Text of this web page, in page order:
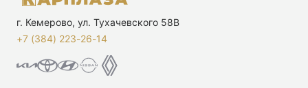
г. Кемерово, ул. Тухачевского 58В
+7 (384) 223-26-14‬